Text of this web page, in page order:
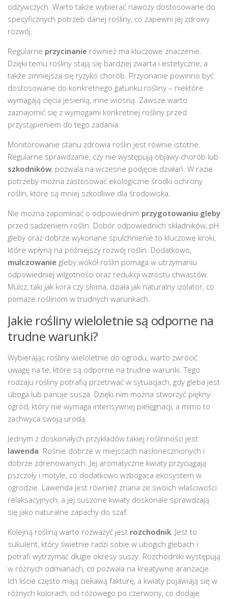
odżywczych. Warto także wybierać nawozy dostosowane do
specyficznych potrzeb danej rośliny, co zapewni jej zdrowy
rozwój.
Regularne przycinanie również ma kluczowe znaczenie.
Dzięki temu rośliny stają się bardziej zwarta i estetyczne, a
także zmniejsza się ryzyko chorób. Przycinanie powinno być
dostosowane do konkretnego gatunku rośliny – niektóre
wymagają cięcia jesienią, inne wiosną. Zawsze warto
zaznajomić się z wymogami konkretnej rośliny przed
przystąpieniem do tego zadania.
Monitorowanie stanu zdrowia roślin jest równie istotne.
Regularne sprawdzanie, czy nie występują objawy chorób lub
szkodników, pozwala na wczesne podjęcie działań. W razie
potrzeby można zastosować ekologiczne środki ochrony
roślin, które są mniej szkodliwe dla środowiska.
Nie można zapominać o odpowiednim przygotowaniu gleby
przed sadzeniem roślin. Dobór odpowiednich składników, pH
gleby oraz dobrze wykonane spulchnienie to kluczowe kroki,
które wpłyną na późniejszy rozwój roślin. Dodatkowo,
mulczowanie gleby wokół roślin pomaga w utrzymaniu
odpowiedniej wilgotności oraz redukcji wzrostu chwastów.
Mulcz, taki jak kora czy słoma, działa jak naturalny izolator, co
pomaże roślinom w trudnych warunkach.
Jakie rośliny wieloletnie są odporne na
trudne warunki?
Wybierając rośliny wieloletnie do ogrodu, warto zwrócić
uwagę na te, które są odporne na trudne warunki. Tego
rodzaju rośliny potrafią przetrwać w sytuacjach, gdy gleba jest
uboga lub panuje susza. Dzięki nim można stworzyć piękny
ogród, który nie wymaga intensywnej pielęgnacji, a mimo to
zachwyca swoją urodą.
Jednym z doskonałych przykładów takiej roślinności jest
lawenda . Rośnie dobrze w miejscach nasłonecznionych i
dobrze zdrenowanych. Jej aromatyczne kwiaty przyciągają
pszczoły i motyle, co dodatkowo wzbogaca ekosystem w
ogrodzie. Lawenda jest również znana ze swoich właściwości
relaksacyjnych, a jej suszone kwiaty doskonale sprawdzają
się jako naturalne zapachy do szaf.
Kolejną rośliną warto rozważyć jest rozchodnik . Jest to
sukulent, który świetnie radzi sobie w ubogich glebach i
potrafi wytrzymać długie okresy suszy. Rozchodniki występują
w różnych odmianach, co pozwala na kreatywne aranżacje.
Ich liście często mają ciekawą fakturę, a kwiaty pojawiają się w
różnych kolorach, od różowego po czerwony, co dodaje